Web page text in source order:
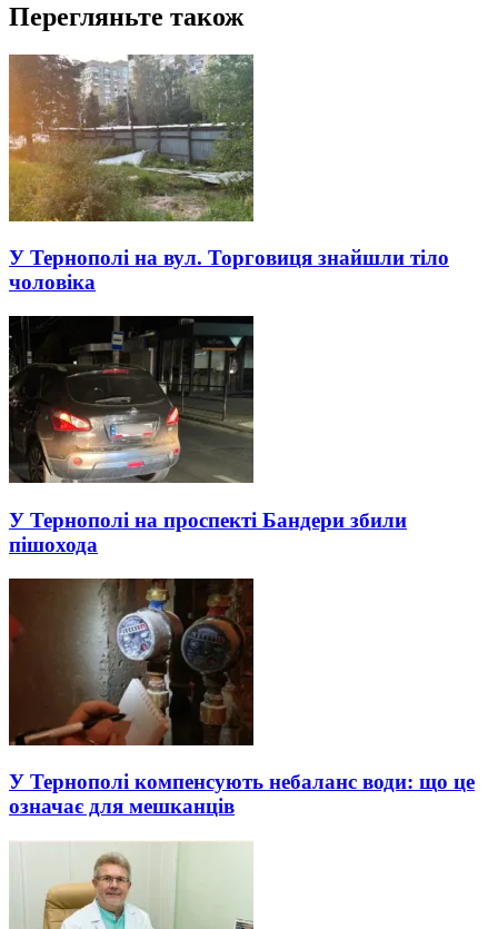
Перегляньте також
У Тернополі на вул. Торговиця знайшли тіло
чоловіка
У Тернополі на проспекті Бандери збили
пішохода
У Тернополі компенсують небаланс води: що це
означає для мешканців